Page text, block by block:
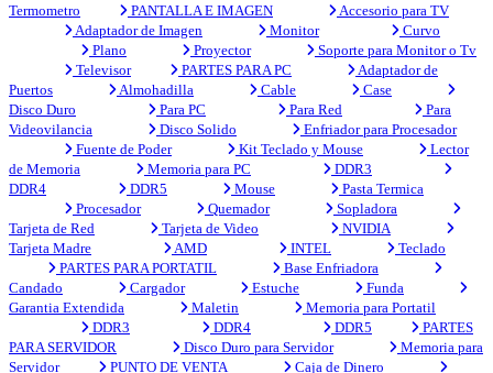
Termometro
PANTALLA E IMAGEN
Accesorio para TV
Adaptador de Imagen
Monitor
Curvo
Plano
Proyector
Soporte para Monitor o Tv
Televisor
PARTES PARA PC
Adaptador de
Puertos
Almohadilla Cable
Case
Disco Duro
Para PC Para Red
Para
Videovilancia
Disco Solido
Enfriador para Procesador
Fuente de Poder
Kit Teclado y Mouse
Lector
de Memoria
Memoria para PC
DDR3
DDR4
DDR5 Mouse
Pasta Termica
Procesador
Quemador
Sopladora
Tarjeta de Red
Tarjeta de Video
NVIDIA
Tarjeta Madre
AMD INTEL
Teclado
PARTES PARA PORTATIL
Base Enfriadora
Candado
Cargador Estuche
Funda
Garantia Extendida
Maletin
Memoria para Portatil
DDR3
DDR4 DDR5
PARTES
PARA SERVIDOR
Disco Duro para Servidor
Memoria para
Servidor
PUNTO DE VENTA Caja de Dinero